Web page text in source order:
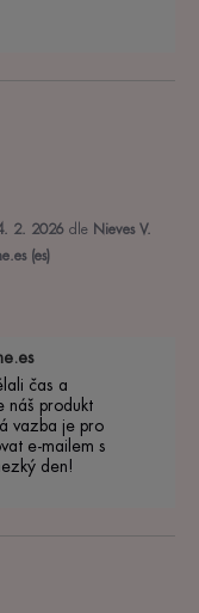
2. 2026 dle Nieves V.
(es)
čas a
náš produkt
vazba je pro
e-mailem s
den!